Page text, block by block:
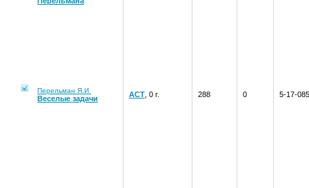
Перельман Я.И
Веселые задачи АСТ , 0 г. 288 0 5-17-